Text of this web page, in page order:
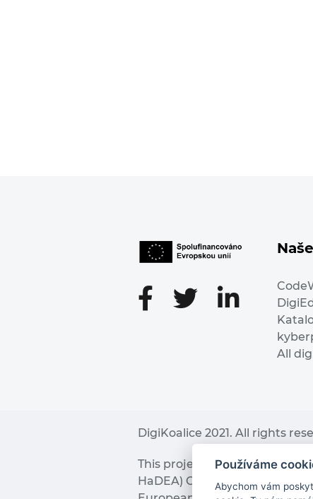
All
DigiKoalice 2021. All rights
This project has received
HaDEA) CEF TELECOM
Používáme
Abychom vám